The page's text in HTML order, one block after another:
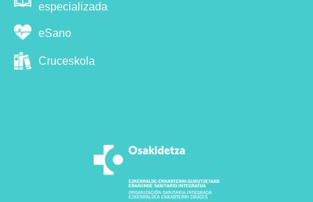
especializada
eSano
Cruceskola